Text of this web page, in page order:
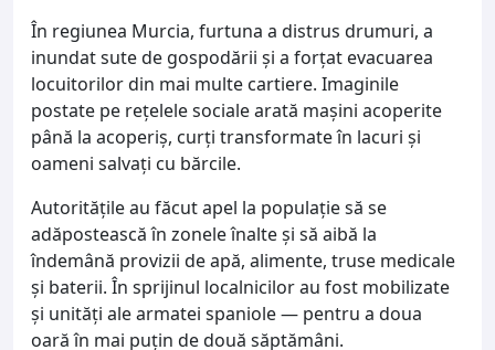
În regiunea Murcia, furtuna a distrus drumuri, a
inundat sute de gospodării și a forțat evacuarea
locuitorilor din mai multe cartiere. Imaginile
postate pe rețelele sociale arată mașini acoperite
până la acoperiș, curți transformate în lacuri și
oameni salvați cu bărcile.
Autoritățile au făcut apel la populație să se
adăpostească în zonele înalte și să aibă la
îndemână provizii de apă, alimente, truse medicale
și baterii. În sprijinul localnicilor au fost mobilizate
și unități ale armatei spaniole — pentru a doua
oară în mai puțin de două săptămâni.